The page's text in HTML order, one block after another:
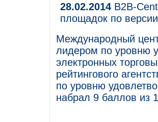
28.02.2014 B2B-
площадок по
Международный
лидером по уровню
электронных
рейтингового
по уровню
набрал 9 баллов из